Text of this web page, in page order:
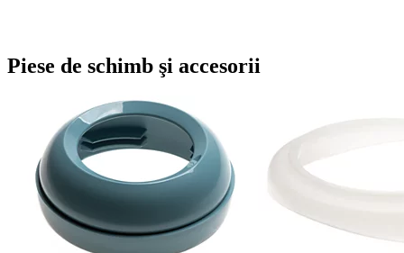
Piese de schimb şi accesorii